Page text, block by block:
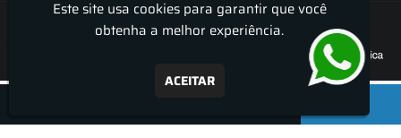
Roda do Chopp - Aluguel De Chopeira
Este site usa cookies para garantir que você
obtenha a melhor experiência.
ACEITAR